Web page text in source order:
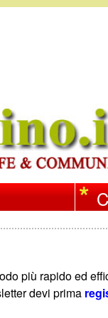
più rapido ed
devi prima